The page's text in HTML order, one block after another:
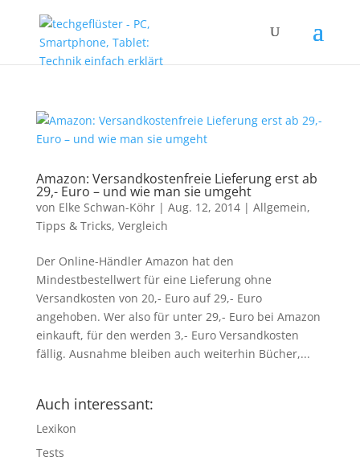
Amazon: Versandkostenfreie Lieferung erst ab
29,- Euro – und wie man sie umgeht
von Elke Schwan-Köhr| Aug. 12, 2014| Allgemein,
Tipps & Tricks, Vergleich
Der Online-Händler Amazon hat den
Mindestbestellwert für eine Lieferung ohne
Versandkosten von 20,- Euro auf 29,- Euro
angehoben. Wer also für unter 29,- Euro bei Amazon
einkauft, für den werden 3,- Euro Versandkosten
fällig. Ausnahme bleiben auch weiterhin Bücher,...
Auch interessant:
Lexikon
Tests